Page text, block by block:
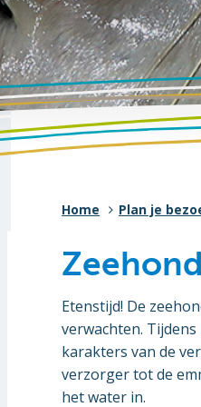
Home Plan je
Etenstijd! De
verwachten.
karakters van de
verzorger tot de
het water in.